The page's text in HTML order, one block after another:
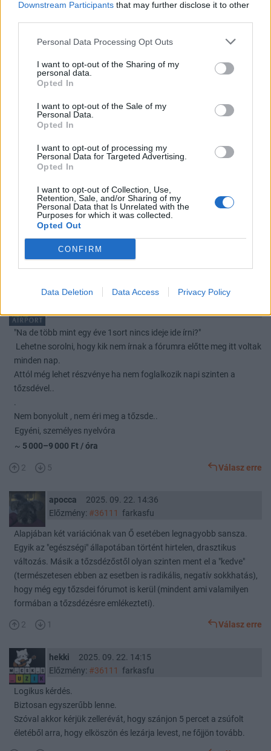
Downstream Participants that may further disclose it to other
Personal Data Processing Opt Outs
I want to opt-out of the Sharing of my
personal data.
Opted In
I want to opt-out of the Sale of my
Personal Data.
Opted In
I want to opt-out of processing my
Personal Data for Targeted Advertising.
Opted In
I want to opt-out of Collection, Use,
Retention, Sale, and/or Sharing of my
Personal Data that Is Unrelated with the
Purposes for which it was collected.
Opted Out
CONFIRM
Data Deletion Data Access Privacy Policy
apocca
2025. 09. 22. 14:42
Előzmény:#36113apocca
jahh és utolsó beírása egy telekom vétel 1020-n, az biztos nem
2 Válasz erre
Stiv
2025. 09. 22. 14:42
Előzmény:
Minden ember más, ezt el kell fogadni...Meg lehetnek egyéb okok
Metwolf
2025. 09. 22. 14:41
Előzmény:
Nekem eskü hiányzik a fillér-airline.
3 2 Válasz erre
Stiv
2025. 09. 22. 14:37
"Na de több mint egy éve 1sort nincs ideje ide írni?"
Lehetne sorolni, hogy kik nem írnak a fórumra előtte meg itt voltak
minden nap.
Attól még lehet részvénye ha nem foglalkozik napi szinten a
tőzsdével..
.
Nem bonyolult , nem éri meg a tőzsde..
Egyéni, személyes nyelvóra
~ 5 000–9 000 Ft / óra
2 5 Válasz erre
apocca
2025. 09. 22. 14:36
Előzmény: #36111 farkasfu
Alapjában két variációnak van Ő esetében legnagyobb sansza.
Egyik az "egészségi" állapotában történt hirtelen, drasztikus
változás. Másik a tőzsdézőstől olyan szinten ment el a "kedve"
(természetesen ebben az esetben is radikális, negatív sokkhatás),
hogy még egy tőzsdei fórumot is kerül (mindent ami valamilyen
formában a tőzsdézésre emlékezteti).
2 1 Válasz erre
hekki
2025. 09. 22. 14:15
Előzmény: #36111 farkasfu
Logikus kérdés.
Biztosan egyszerűbb lenne.
Szóval akkor kérjük zellerévát, hogy szánjon 5 percet a zsúfolt
életéből arra, hogy elköszön és lezárja levest, ne főjjön tovább.